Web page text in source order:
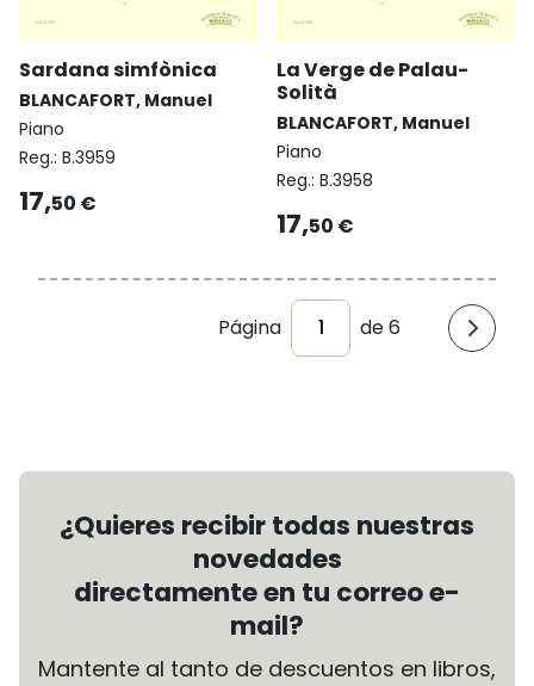
Sardana simfònica
BLANCAFORT, Manuel
Piano
Reg.: B.3959
17,50 €
La Verge de Palau-
Solità
BLANCAFORT, Manuel
Piano
Reg.: B.3958
17,50 €
Página de 6
¿Quieres recibir todas nuestras
novedades
directamente en tu correo e-
mail?
Mantente al tanto de descuentos en libros,